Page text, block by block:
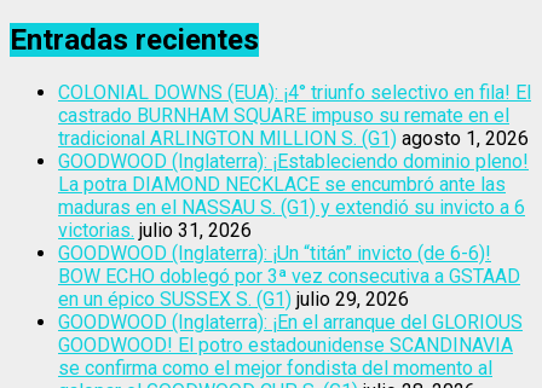
Entradas recientes
COLONIAL DOWNS (EUA): ¡4° triunfo selectivo en fila! El
castrado BURNHAM SQUARE impuso su remate en el
tradicional ARLINGTON MILLION S. (G1) agosto 1, 2026
GOODWOOD (Inglaterra): ¡Estableciendo dominio pleno!
La potra DIAMOND NECKLACE se encumbró ante las
maduras en el NASSAU S. (G1) y extendió su invicto a 6
victorias. julio 31, 2026
GOODWOOD (Inglaterra): ¡Un “titán” invicto (de 6-6)!
BOW ECHO doblegó por 3ª vez consecutiva a GSTAAD
en un épico SUSSEX S. (G1) julio 29, 2026
GOODWOOD (Inglaterra): ¡En el arranque del GLORIOUS
GOODWOOD! El potro estadounidense SCANDINAVIA
se confirma como el mejor fondista del momento al